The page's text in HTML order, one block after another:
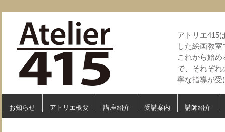
アトリエ415
した絵画教室
これから始
で、それぞ
寧な指導が受
お知らせ アトリエ概要 講座紹介 受講案内 講師紹介